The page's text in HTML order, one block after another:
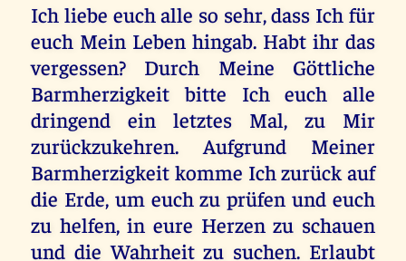
Ich liebe euch alle so sehr, dass Ich für
euch Mein Leben hingab. Habt ihr das
vergessen? Durch Meine Göttliche
Barmherzigkeit bitte Ich euch alle
dringend ein letztes Mal, zu Mir
zurückzukehren. Aufgrund Meiner
Barmherzigkeit komme Ich zurück auf
die Erde, um euch zu prüfen und euch
zu helfen, in eure Herzen zu schauen
und die Wahrheit zu suchen. Erlaubt